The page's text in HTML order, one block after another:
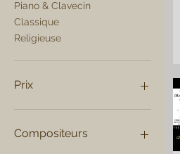
Piano & Clavecin
Classique
Religieuse
Prix
Compositeurs